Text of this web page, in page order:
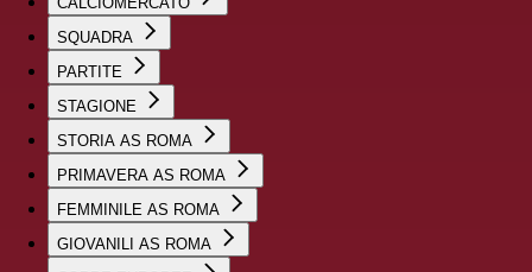
SQUADRA
PARTITE
STAGIONE
STORIA AS ROMA
PRIMAVERA AS ROMA
FEMMINILE AS ROMA
GIOVANILI AS ROMA